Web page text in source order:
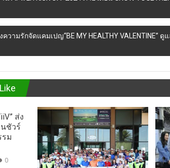
วามรักจัดแคมเปญ“BE MY HEALTHY
ส่ง
ชัวร์
ม
0